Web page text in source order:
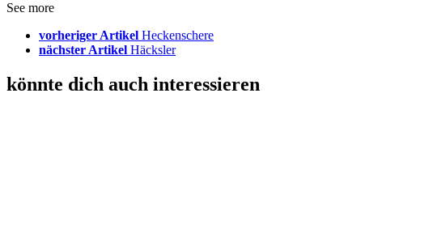
See more
vorheriger Artikel Heckenschere
nächster Artikel Häcksler
könnte dich auch interessieren